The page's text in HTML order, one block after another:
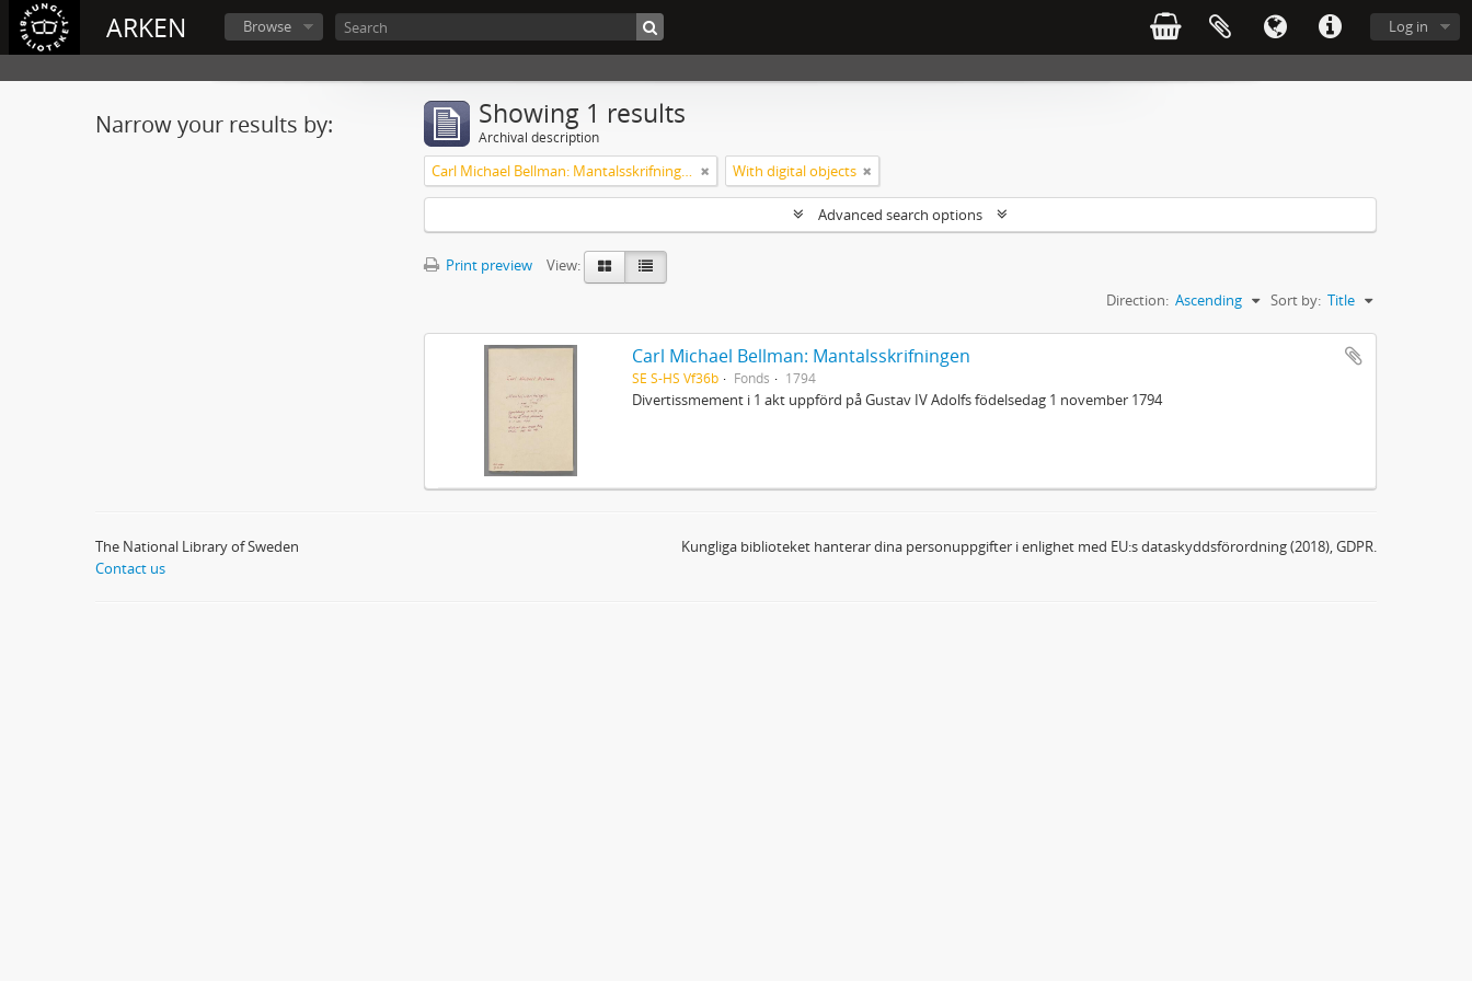
ARKEN Log in
Browse
Narrow your results by: Showing 1 results
Archival description
Carl Michael Bellman: Mantalsskrifningen With digital objects
Advanced search options
Print preview
View:
Sort by: Title
Direction: Ascending
Carl Michael Bellman: Mantalsskrifningen
SE S-HS Vf36b Fonds 1794
Divertissmement i 1 akt uppförd på Gustav IV Adolfs födelsedag 1 november 1794
The National Library of Sweden
Contact us
Kungliga biblioteket hanterar dina personuppgifter i enlighet med EU:s dataskyddsförordning (2018), GDPR.